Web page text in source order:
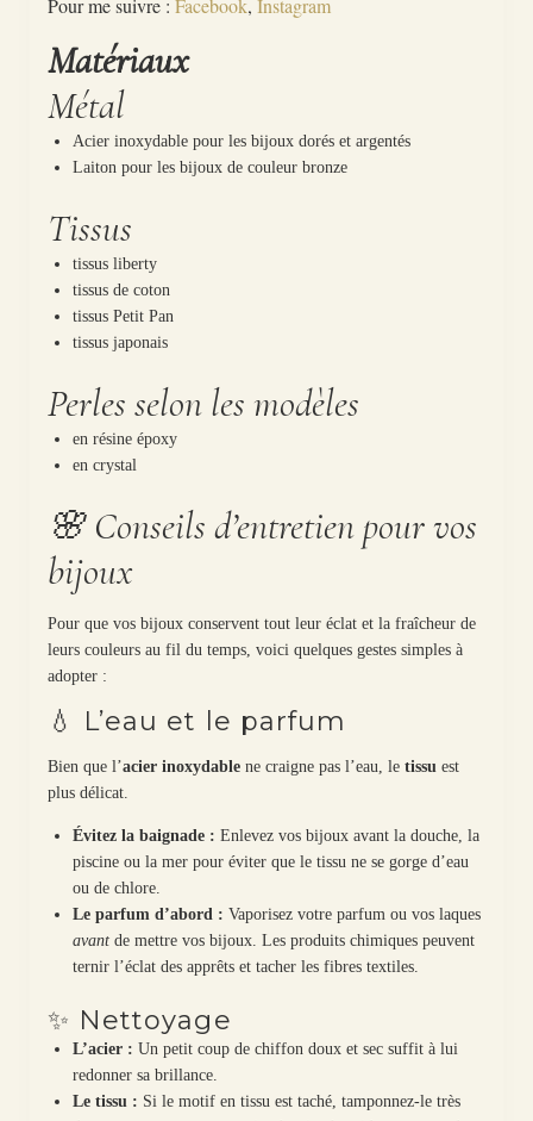
Pour me suivre : Facebook, Instagram
Matériaux
Métal
Acier inoxydable pour les bijoux dorés et argentés
Laiton pour les bijoux de couleur bronze
Tissus
tissus liberty
tissus de coton
tissus Petit Pan
tissus japonais
Perles selon les modèles
en résine époxy
en crystal
🌸 Conseils d’entretien pour vos
bijoux
Pour que vos bijoux conservent tout leur éclat et la fraîcheur de
leurs couleurs au fil du temps, voici quelques gestes simples à
adopter :
💧 L’eau et le parfum
Bien que l’acier inoxydablene craigne pas l’eau, le tissuest
plus délicat.
Évitez la baignade : Enlevez vos bijoux avant la douche, la
piscine ou la mer pour éviter que le tissu ne se gorge d’eau
ou de chlore.
Le parfum d’abord : Vaporisez votre parfum ou vos laques
avantde mettre vos bijoux. Les produits chimiques peuvent
ternir l’éclat des apprêts et tacher les fibres textiles.
✨ Nettoyage
L’acier : Un petit coup de chiffon doux et sec suffit à lui
redonner sa brillance.
Le tissu : Si le motif en tissu est taché, tamponnez-le très